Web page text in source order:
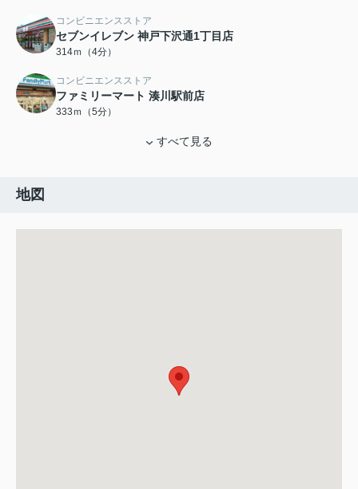
コンビニエンスストア
セブンイレブン 神戸下沢通1丁目店
314ｍ（4分）
コンビニエンスストア
ファミリーマート 湊川駅前店
333ｍ（5分）
すべて見る
地図